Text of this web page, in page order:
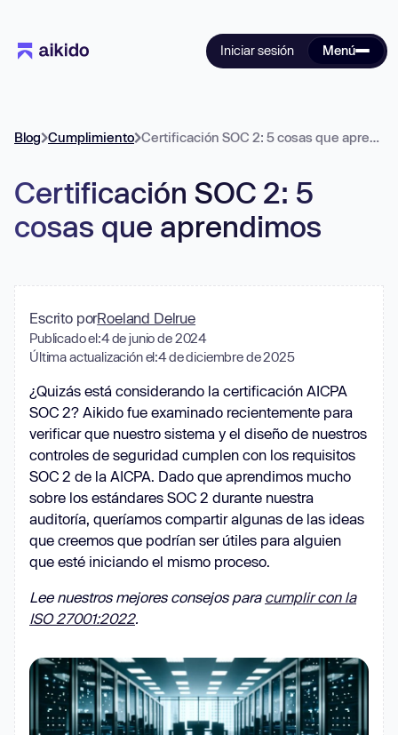
Iniciar sesión Menú
Blog Cumplimiento Certificación SOC 2: 5 cosas que aprendimos
Certificación SOC 2: 5
cosas que aprendimos
Escrito porRoeland Delrue
Publicado el:4 de junio de 2024
Última actualización el:4 de diciembre de 2025
¿Quizás está considerando la certificación AICPA
SOC 2? Aikido fue examinado recientemente para
verificar que nuestro sistema y el diseño de nuestros
controles de seguridad cumplen con los requisitos
SOC 2 de la AICPA. Dado que aprendimos mucho
sobre los estándares SOC 2 durante nuestra
auditoría, queríamos compartir algunas de las ideas
que creemos que podrían ser útiles para alguien
que esté iniciando el mismo proceso.
Lee nuestros mejores consejos para cumplir con la
ISO 27001:2022.